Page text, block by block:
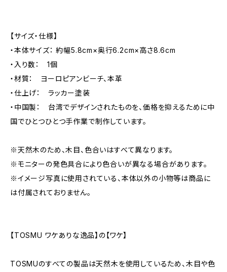
【サイズ・仕様】
・本体サイズ： 約幅5.8cm×奥行6.2cm×高さ8.6cm
・入り数： 1個
・材質： ヨーロピアンビーチ、本革
・仕上げ： ラッカー塗装
・中国製： 台湾でデザインされたものを、価格を抑えるために中
国でひとつひとつ手作業で制作しています。
※天然木のため、木目、色合いはすべて異なります。
※モニターの発色具合により色合いが異なる場合があります。
※イメージ写真に使用されている、本体以外の小物等は商品に
は付属されておりません。
【TOSMU ワケありな逸品】の【ワケ】
TOSMUのすべての製品は天然木を使用しているため、木目や色